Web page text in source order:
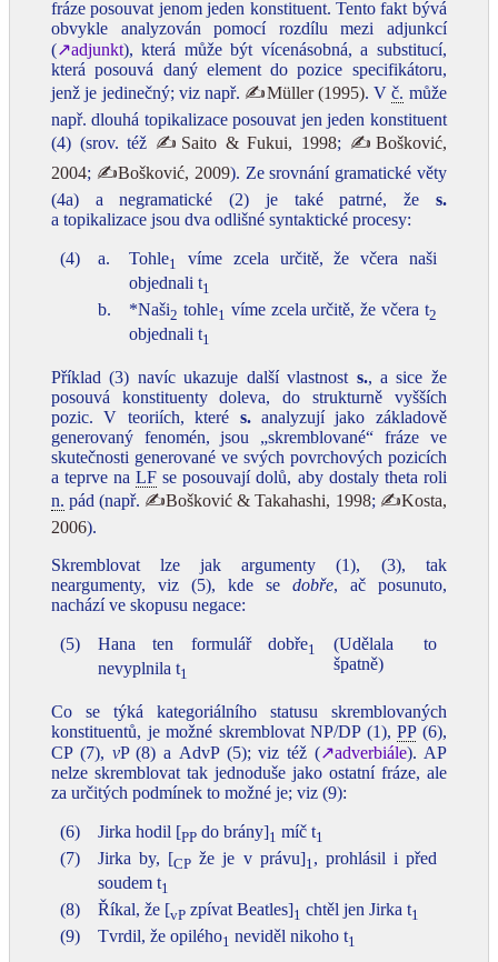
fráze posouvat jenom jeden konstituent. Tento fakt bývá
obvykle analyzován pomocí rozdílu mezi adjunkcí
(↗adjunkt), která může být vícenásobná, a substitucí,
která posouvá daný element do pozice specifikátoru,
jenž je jedinečný; viz např. ✍Müller (1995). Vč. může
např. dlouhá topikalizace posouvat jen jeden konstituent
(4) (srov. též ✍Saito & Fukui, 1998; ✍Bošković,
2004; ✍Bošković, 2009). Ze srovnání gramatické věty
(4a) a negramatické (2) je také patrné, že s.
a topikalizace jsou dva odlišné syntaktické procesy:
(4) a. Tohle1
víme zcela určitě, že včera naši
objednali t1
b. *Naši2 tohle1 víme zcela určitě, že včera t2
objednali t1
Příklad (3) navíc ukazuje další vlastnost s., a sice že
posouvá konstituenty doleva, do strukturně vyšších
pozic. V teoriích, které s.analyzují jako základově
generovaný fenomén, jsou „skremblované“ fráze ve
skutečnosti generované ve svých povrchových pozicích
a teprve naLF se posouvají dolů, aby dostaly theta roli
n. pád (např. ✍Bošković & Takahashi, 1998; ✍Kosta,
2006).
Skremblovat lze jak argumenty (1), (3), tak
neargumenty, viz (5), kde se dobře, ač posunuto,
nachází ve skopusu negace:
(5) Hana ten formulář dobře1
nevyplnila t1
(Udělala to
špatně)
Co se týká kategoriálního statusu skremblovaných
konstituentů, je možné skremblovat NP/DP (1),PP(6),
CP (7), vP (8) a AdvP (5); viz též (↗adverbiále). AP
nelze skremblovat tak jednoduše jako ostatní fráze, ale
za určitých podmínek to možné je; viz (9):
(6) Jirka hodil [PP do brány]1 míč t1
(7) Jirka by, [CP že je v právu]1, prohlásil i před
soudem t1
(8) Říkal, že [vP zpívat Beatles]1 chtěl jen Jirka t1
(9) Tvrdil, že opilého1 neviděl nikoho t1